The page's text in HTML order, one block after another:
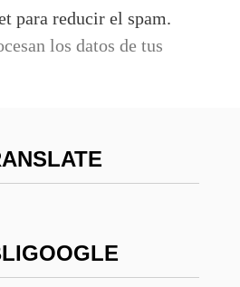
para reducir el spam.
los datos de tus